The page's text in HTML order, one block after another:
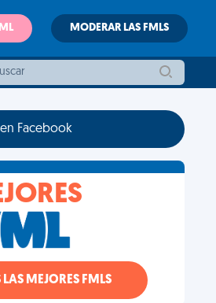
MODERAR LAS FMLS
en Facebook
MEJORES FMLS